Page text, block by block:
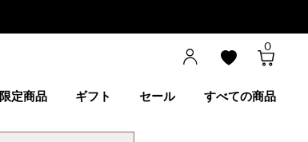
0
限定商品 ギフト セール すべての商品